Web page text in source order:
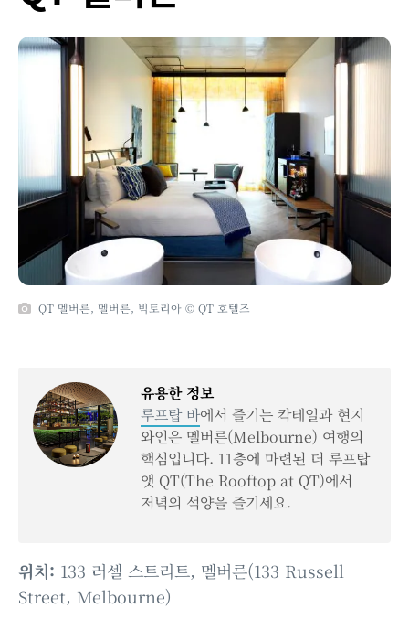
QT 멜버른, 멜버른, 빅토리아 © QT 호텔즈
유용한 정보
루프탑 바에서 즐기는 칵테일과 현지
와인은 멜버른(Melbourne) 여행의
핵심입니다. 11층에 마련된 더 루프탑
앳 QT(The Rooftop at QT)에서
저녁의 석양을 즐기세요.
위치: 133 러셀 스트리트, 멜버른(133 Russell
Street, Melbourne)